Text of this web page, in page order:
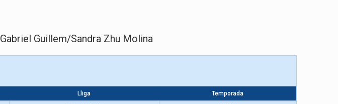
Gabriel Guillem/Sandra Zhu Molina
Lliga Temporada